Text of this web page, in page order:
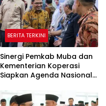
BERITA TERKINI
Sinergi Pemkab Muba dan
Kementerian Koperasi
Siapkan Agenda Nasional